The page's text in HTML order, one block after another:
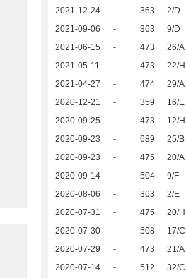
2021-12-24
- 363 2/D
2021-09-06
- 363 9/D
2021-06-15
- 473 26/A
2021-05-11
- 473 22/H
2021-04-27
- 474 29/A
2020-12-21
- 359 16/E
2020-09-25
- 473 12/H
2020-09-23
- 689 25/B
2020-09-23
- 475 20/A
2020-09-14
- 504 9/F
2020-08-06
- 363 2/E
2020-07-31
- 475 20/H
2020-07-30
- 508 17/C
2020-07-29
- 473 21/A
2020-07-14
- 512 32/C